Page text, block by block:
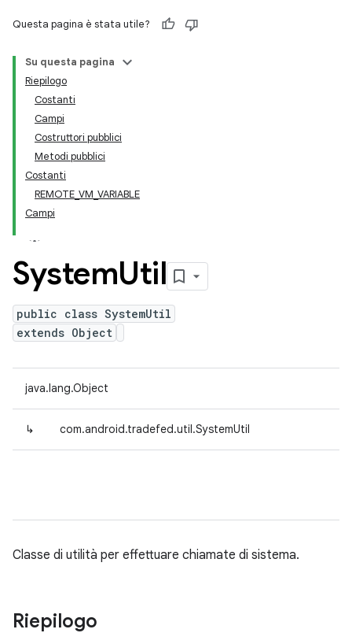
Questa pagina è stata utile?
Su questa pagina
Riepilogo
Costanti
Campi
Costruttori pubblici
Metodi pubblici
Costanti
REMOTE_VM_VARIABLE
Campi
SystemUtil
public class SystemUtil
extends Object
java.lang.Object
↳ com.android.tradefed.util.SystemUtil
Classe di utilità per effettuare chiamate di sistema.
Riepilogo